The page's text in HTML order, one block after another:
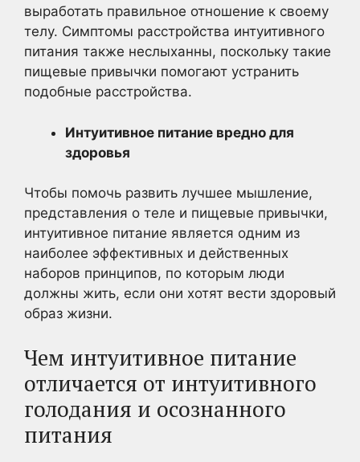
выработать правильное отношение к своему
телу. Симптомы расстройства интуитивного
питания также неслыханны, поскольку такие
пищевые привычки помогают устранить
подобные расстройства.
Интуитивное питание вредно для
здоровья
Чтобы помочь развить лучшее мышление,
представления о теле и пищевые привычки,
интуитивное питание является одним из
наиболее эффективных и действенных
наборов принципов, по которым люди
должны жить, если они хотят вести здоровый
образ жизни.
Чем интуитивное питание
отличается от интуитивного
голодания и осознанного
питания